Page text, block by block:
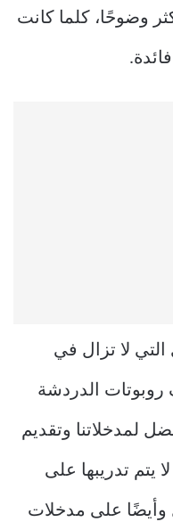
وضوحًا، كلما كانت
التي لا تزال في
روبوتات الدردشة
لمدخلاتنا وتقديم
يتم تدريبها على
وأيضًا على مدخلات